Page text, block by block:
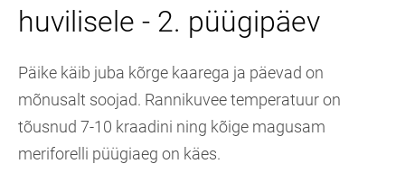
huvilisele - 2. püügipäev
Päike käib juba kõrge kaarega ja päevad on
mõnusalt soojad. Rannikuvee temperatuur on
tõusnud 7-10 kraadini ning kõige magusam
meriforelli püügiaeg on käes.